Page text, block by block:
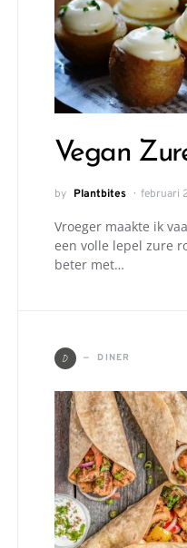
Vegan
by Plantbites februari
Vroeger maakte ik
een volle lepel zure
beter met…
D DINER